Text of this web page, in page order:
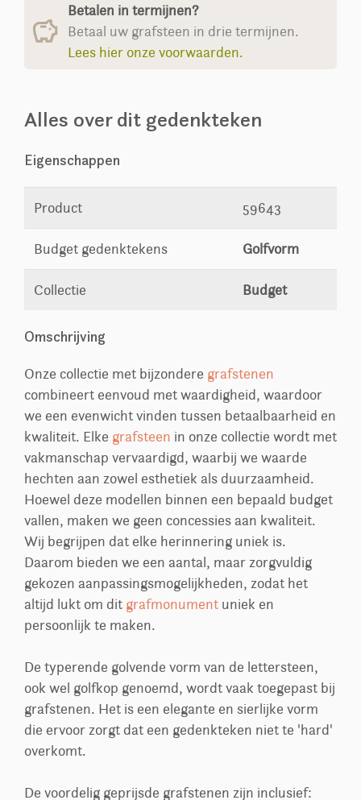
Betalen in termijnen?
Betaal uw grafsteen in drie termijnen.
Lees hier onze voorwaarden.
Alles over dit gedenkteken
Eigenschappen
Product 59643
Budget gedenktekens Golfvorm
Collectie Budget
Omschrijving
Onze collectie met bijzondere grafstenen
combineert eenvoud met waardigheid, waardoor
we een evenwicht vinden tussen betaalbaarheid en
kwaliteit. Elke grafsteen in onze collectie wordt met
vakmanschap vervaardigd, waarbij we waarde
hechten aan zowel esthetiek als duurzaamheid.
Hoewel deze modellen binnen een bepaald budget
vallen, maken we geen concessies aan kwaliteit.
Wij begrijpen dat elke herinnering uniek is.
Daarom bieden we een aantal, maar zorgvuldig
gekozen aanpassingsmogelijkheden, zodat het
altijd lukt om dit grafmonument uniek en
persoonlijk te maken.
De typerende golvende vorm van de lettersteen,
ook wel golfkop genoemd, wordt vaak toegepast bij
grafstenen. Het is een elegante en sierlijke vorm
die ervoor zorgt dat een gedenkteken niet te 'hard'
overkomt.
De voordelig geprijsde grafstenen zijn inclusief: